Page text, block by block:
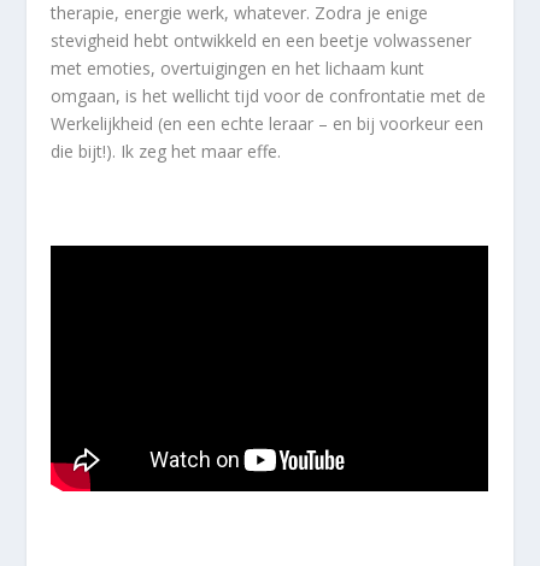
therapie, energie werk, whatever. Zodra je enige
stevigheid hebt ontwikkeld en een beetje volwassener
met emoties, overtuigingen en het lichaam kunt
omgaan, is het wellicht tijd voor de confrontatie met de
Werkelijkheid (en een echte leraar – en bij voorkeur een
die bijt!). Ik zeg het maar effe.